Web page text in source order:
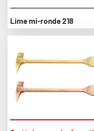
Lime mi-ronde 218